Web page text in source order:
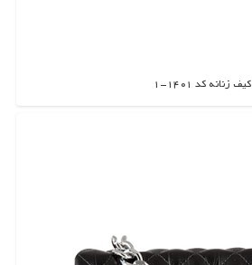
کیف زنانه کد 1401-1
اطلاعات بیشتر